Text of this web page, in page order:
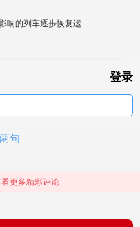
响的列车逐步恢复运
登录
句
更多精彩评论